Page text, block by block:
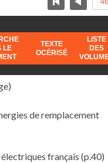
LE
TEXTE
OCÉRISÉ
LISTE
DES
de remplacement
français (p.40)